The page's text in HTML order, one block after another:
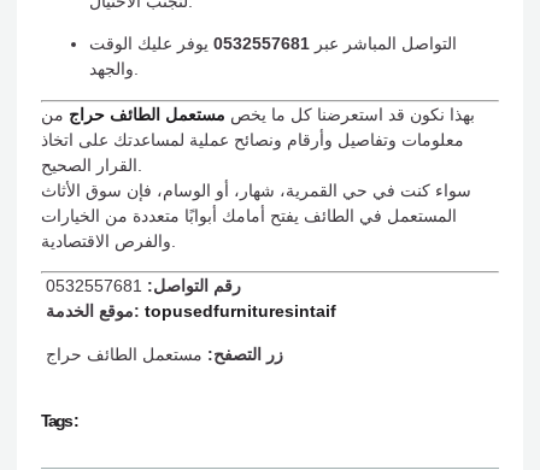
التواصل المباشر عبر 0532557681 يوفر عليك الوقت
والجهد.
بهذا نكون قد استعرضنا كل ما يخص مستعمل الطائف حراج من
معلومات وتفاصيل وأرقام ونصائح عملية لمساعدتك على اتخاذ
سواء كنت في حي القمرية، شهار، أو الوسام، فإن سوق الأثاث
المستعمل في الطائف يفتح أمامك أبوابًا متعددة من الخيارات
رقم التواصل:
موقع الخدمة: topusedfurnituresintaif
زر التصفح: مستعمل الطائف حراج
Tags :